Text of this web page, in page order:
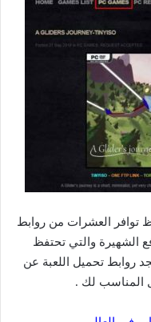
توافر العشرات من روابط
الشهيرة والتي تحتفظ
روابط تحميل اللعبة عن
المناسب لك .